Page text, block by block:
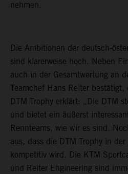
nehmen.
Die Ambitionen der deutsch-
sind klarerweise hoch. Neben
auch in der Gesamtwertung an
Teamchef Hans Reiter
DTM Trophy erklärt: „Die DTM
und bietet ein äußerst
Rennteams, wie wir es sind.
aus, dass die DTM Trophy in
kompetitiv wird. Die KTM
und Reiter Engineering sind